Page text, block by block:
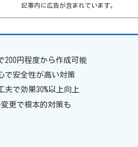
記事内に広告が含まれています。
200円程度から作成可能
で安全性が高い対策
夫で効果30%以上向上
変更で根本的対策も